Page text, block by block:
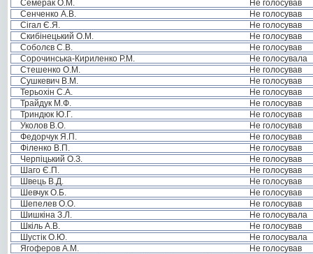
Семерак О.М.
Не голосував
Сенченко А.В.
Не голосував
Сігал Є.Я.
Не голосував
Скибінецький О.М.
Не голосував
Соболєв С.В.
Не голосував
Сорочинська-Кириленко Р.М.
Не голосувала
Стешенко О.М.
Не голосував
Сушкевич В.М.
Не голосував
Терьохін С.А.
Не голосував
Трайдук М.Ф.
Не голосував
Триндюк Ю.Г.
Не голосував
Уколов В.О.
Не голосував
Федорчук Я.П.
Не голосував
Філенко В.П.
Не голосував
Черпіцький О.З.
Не голосував
Шаго Є.П.
Не голосував
Швець В.Д.
Не голосував
Шевчук О.Б.
Не голосував
Шепелев О.О.
Не голосував
Шишкіна З.Л.
Не голосувала
Шкіль А.В.
Не голосував
Шустік О.Ю.
Не голосувала
Ягоферов А.М.
Не голосував